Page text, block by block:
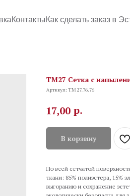
КонтактыКак сделать заказ в
TM27 Сетка с
Артикул:TM 27.76.76
17,00 р.
В корзину
По всей сетчатой
ткани: 85% полиэстера, 15%
выгоранию и сохранение